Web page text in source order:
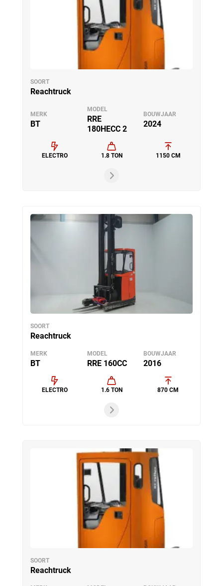
SOORT
Reachtruck
MERK
BT
MODEL
RRE
180HECC 2
BOUWJAAR
2024
ELECTRO 1.8 TON 1150 CM
SOORT
Reachtruck
MERK
BT
MODEL
RRE 160CC
BOUWJAAR
2016
ELECTRO 1.6 TON 870 CM
SOORT
Reachtruck